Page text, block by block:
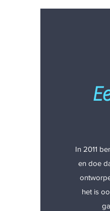
In 2011
en doe
het is